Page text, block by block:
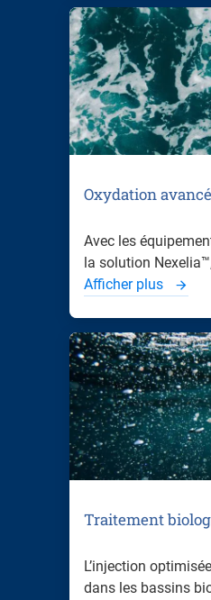
Oxydation
Avec les
la solution
Afficher plus
Traitement
L’injection
dans les bassins